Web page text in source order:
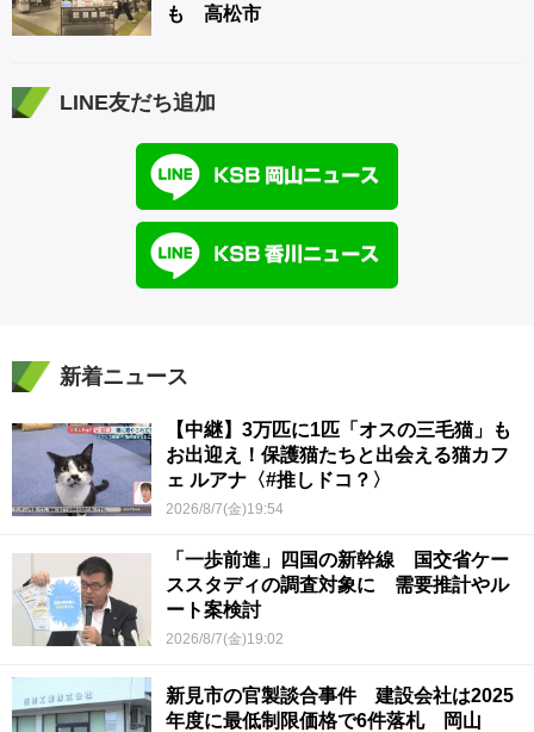
も 高松市
LINE友だち追加
新着ニュース
【中継】3万匹に1匹「オスの三毛猫」も
お出迎え！保護猫たちと出会える猫カフ
ェ ルアナ〈#推しドコ？〉
2026/8/7(金)19:54
「一歩前進」四国の新幹線 国交省ケー
ススタディの調査対象に 需要推計やル
ート案検討
2026/8/7(金)19:02
新見市の官製談合事件 建設会社は2025
年度に最低制限価格で6件落札 岡山